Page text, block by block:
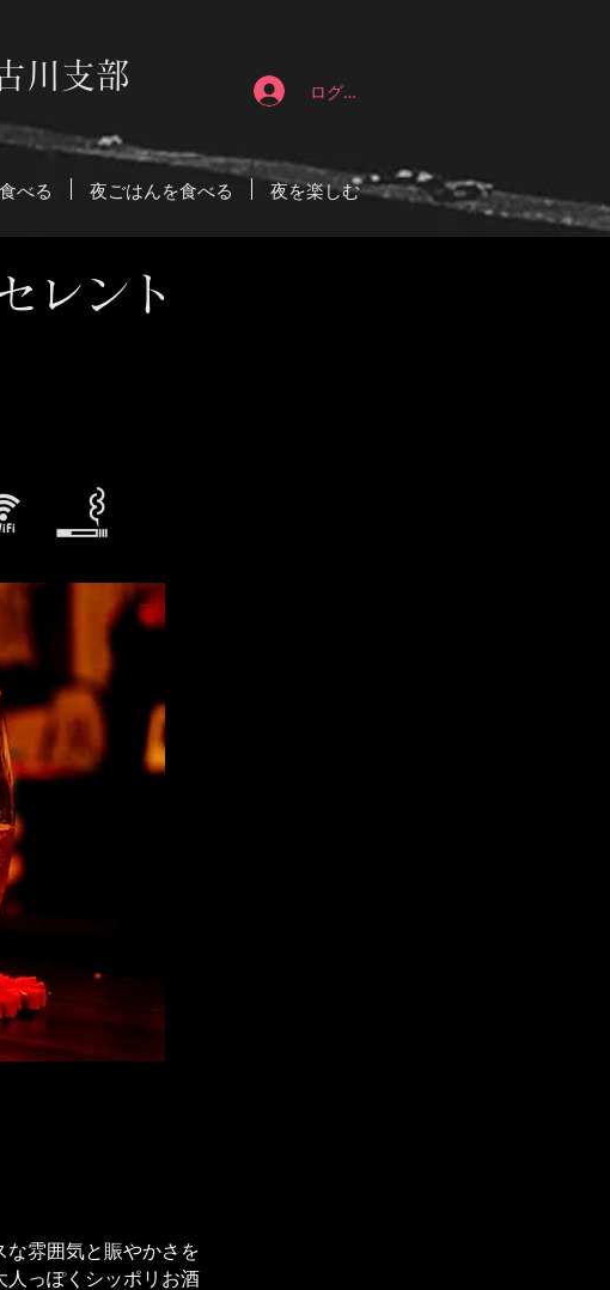
川支部 ログイン
べる 夜ごはんを食べる 夜を楽しむ
レント
な雰囲気と賑やかさを
人っぽくシッポリお酒